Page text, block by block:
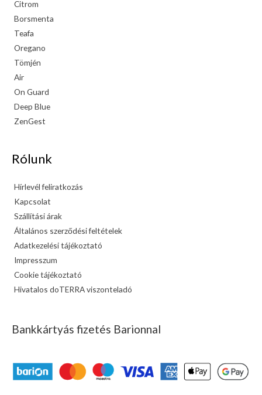
Citrom
Borsmenta
Teafa
Oregano
Tömjén
Air
On Guard
Deep Blue
ZenGest
Rólunk
Hírlevél feliratkozás
Kapcsolat
Szállítási árak
Általános szerződési feltételek
Adatkezelési tájékoztató
Impresszum
Cookie tájékoztató
Hivatalos doTERRA viszonteladó
Bankkártyás fizetés Barionnal